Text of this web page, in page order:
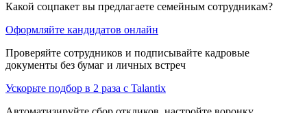
Какой соцпакет вы предлагаете семейным сотрудникам?
Оформляйте кандидатов онлайн
Проверяйте сотрудников и подписывайте кадровые
документы без бумаг и личных встреч
Ускорьте подбор в 2 раза с Talantix